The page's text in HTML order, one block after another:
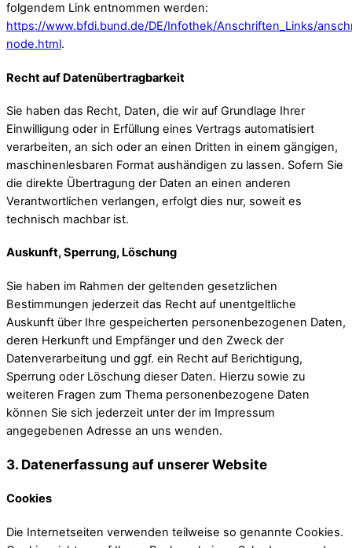
folgendem Link entnommen werden:
https://www.bfdi.bund.de/DE/Infothek/Anschriften_Links/
node.html.
Recht auf Datenübertragbarkeit
Sie haben das Recht, Daten, die wir auf Grundlage Ihrer
Einwilligung oder in Erfüllung eines Vertrags automatisiert
verarbeiten, an sich oder an einen Dritten in einem gängigen,
maschinenlesbaren Format aushändigen zu lassen. Sofern Sie
die direkte Übertragung der Daten an einen anderen
Verantwortlichen verlangen, erfolgt dies nur, soweit es
technisch machbar ist.
Auskunft, Sperrung, Löschung
Sie haben im Rahmen der geltenden gesetzlichen
Bestimmungen jederzeit das Recht auf unentgeltliche
Auskunft über Ihre gespeicherten personenbezogenen Daten,
deren Herkunft und Empfänger und den Zweck der
Datenverarbeitung und ggf. ein Recht auf Berichtigung,
Sperrung oder Löschung dieser Daten. Hierzu sowie zu
weiteren Fragen zum Thema personenbezogene Daten
können Sie sich jederzeit unter der im Impressum
angegebenen Adresse an uns wenden.
3. Datenerfassung auf unserer Website
Cookies
Die Internetseiten verwenden teilweise so genannte Cookies.